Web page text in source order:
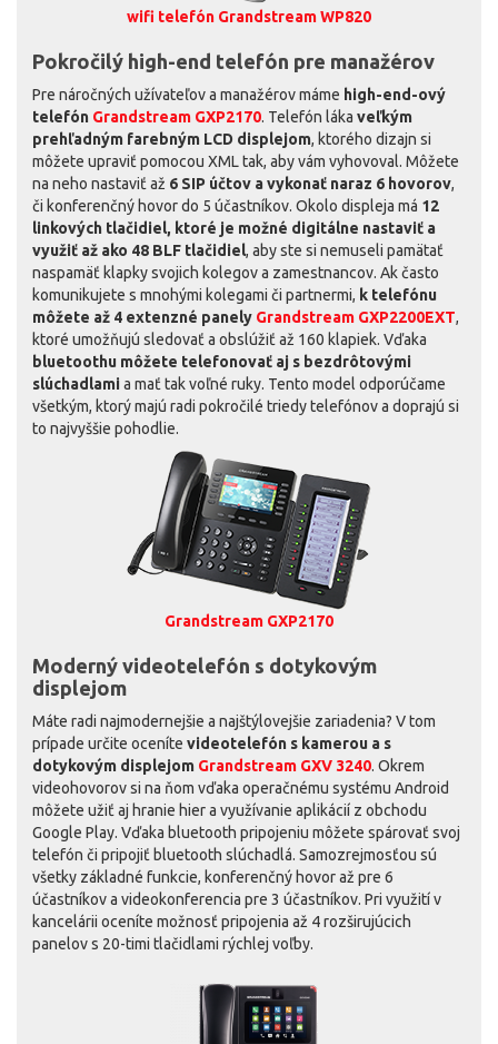
wifi telefón Grandstream WP820
Pokročilý high-end telefón pre manažérov
Pre náročných užívateľov a manažérov máme high-end-ový
telefón Grandstream GXP2170. Telefón láka veľkým
prehľadným farebným LCD displejom, ktorého dizajn si
môžete upraviť pomocou XML tak, aby vám vyhovoval. Môžete
na neho nastaviť až 6 SIP účtov a vykonať naraz 6 hovorov,
či konferenčný hovor do 5 účastníkov. Okolo displeja má 12
linkových tlačidiel, ktoré je možné digitálne nastaviť a
využiť až ako 48 BLF tlačidiel, aby ste si nemuseli pamätať
naspamäť klapky svojich kolegov a zamestnancov. Ak často
komunikujete s mnohými kolegami či partnermi, k telefónu
môžete až 4 extenzné panely Grandstream GXP2200EXT,
ktoré umožňujú sledovať a obslúžiť až 160 klapiek. Vďaka
bluetoothu môžete telefonovať aj s bezdrôtovými
slúchadlamia mať tak voľné ruky. Tento model odporúčame
všetkým, ktorý majú radi pokročilé triedy telefónov a doprajú si
to najvyššie pohodlie.
Grandstream GXP2170
Moderný videotelefón s dotykovým
displejom
Máte radi najmodernejšie a najštýlovejšie zariadenia? V tom
prípade určite oceníte videotelefón s kamerou a s
dotykovým displejom Grandstream GXV 3240. Okrem
videohovorov si na ňom vďaka operačnému systému Android
môžete užiť aj hranie hier a využívanie aplikácií z obchodu
Google Play. Vďaka bluetooth pripojeniu môžete spárovať svoj
telefón či pripojiť bluetooth slúchadlá. Samozrejmosťou sú
všetky základné funkcie, konferenčný hovor až pre 6
účastníkov a videokonferencia pre 3 účastníkov. Pri využití v
kancelárii oceníte možnosť pripojenia až 4 rozširujúcich
panelov s 20-timi tlačidlami rýchlej voľby.